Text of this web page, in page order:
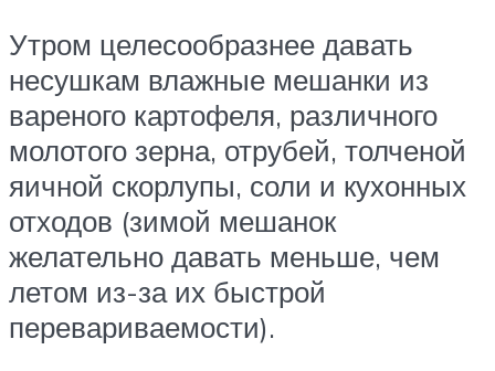
Утром целесообразнее давать
несушкам влажные мешанки из
вареного картофеля, различного
молотого зерна, отрубей, толченой
яичной скорлупы, соли и кухонных
отходов (зимой мешанок
желательно давать меньше, чем
летом из-за их быстрой
перевариваемости).